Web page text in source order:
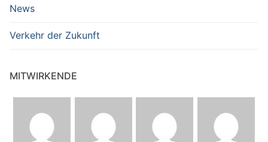
News
Verkehr der Zukunft
MITWIRKENDE